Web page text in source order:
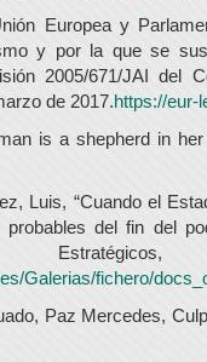
Europea y
y por la que se
2005/671/JAI del
de 2017.https://eur-
is a shepherd in
Luis, “Cuando el
del fin del
Galerias/fichero/
Paz Mercedes,